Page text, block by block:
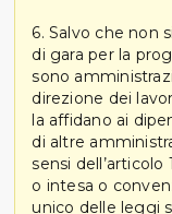
6. Salvo che non
di gara per la
sono
direzione dei
la affidano ai
di altre
sensi dell’articolo
o intesa o
unico delle leggi